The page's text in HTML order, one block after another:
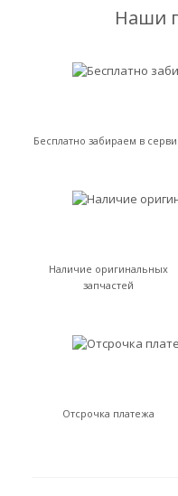
Наши
Бесплатно забираем в
Наличие оригинальных
запчастей
Отсрочка платежа